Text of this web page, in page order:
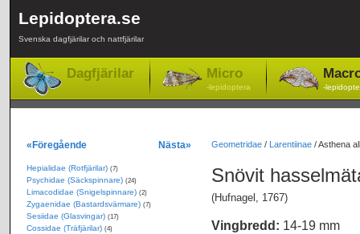
Lepidoptera.se
Svenska dagfjärilar och nattfjärilar
Dagfjärilar Micro
-lepidoptera -
Geometridae/ Larentiinae/Asthena
Snövit
(Hufnagel, 1767)
Vingbredd: 14-19 mm
«Föregående Nästa»
Hepialidae (Rotfjärilar) (7)
Psychidae (Säckspinnare) (24)
Limacodidae (Snigelspinnare) (2)
Zygaenidae (Bastardsvärmare) (7)
Sesiidae (Glasvingar) (17)
Cossidae (Träfjärilar) (4)